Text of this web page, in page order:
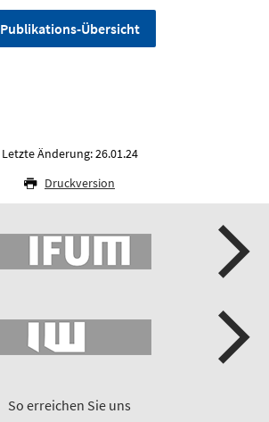
Publikations-Übersicht
Letzte Änderung: 26.01.24
Druckversion
So erreichen Sie uns